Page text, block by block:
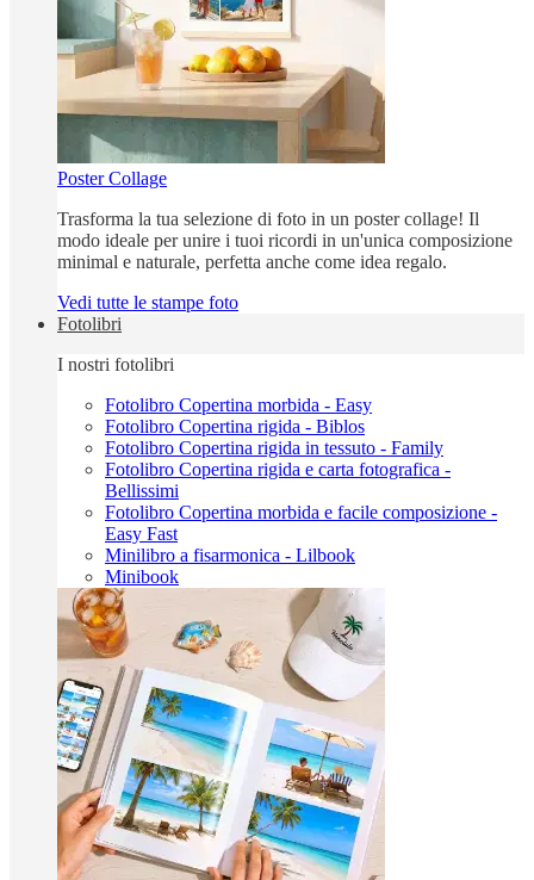
Poster Collage
Trasforma la tua selezione di foto in un poster collage! Il
modo ideale per unire i tuoi ricordi in un'unica composizione
minimal e naturale, perfetta anche come idea regalo.
Vedi tutte le stampe foto
Fotolibri
I nostri fotolibri
Fotolibro Copertina morbida - Easy
Fotolibro Copertina rigida - Biblos
Fotolibro Copertina rigida in tessuto - Family
Fotolibro Copertina rigida e carta fotografica -
Bellissimi
Fotolibro Copertina morbida e facile composizione -
Easy Fast
Minilibro a fisarmonica - Lilbook
Minibook